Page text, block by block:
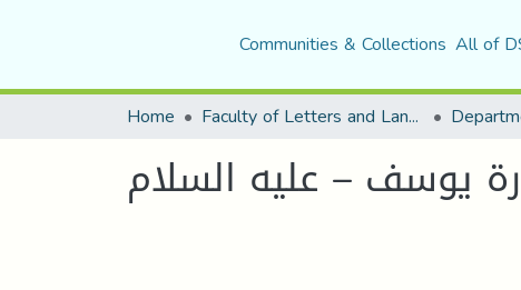
Communities & Collections All of
Home Faculty of Letters and Languages
يوسف – عليه السلام